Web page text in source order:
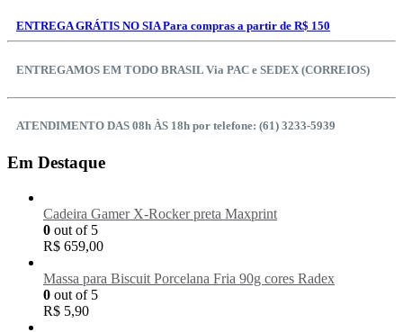
ENTREGA GRÁTIS NO SIA Para compras a partir de R$ 150
ENTREGAMOS EM TODO BRASIL Via PAC e SEDEX (CORREIOS)
ATENDIMENTO DAS 08h ÀS 18h por telefone: (61) 3233-5939
Em Destaque
Cadeira Gamer X-Rocker preta Maxprint
0 out of 5
R$ 659,00
Massa para Biscuit Porcelana Fria 90g cores Radex
0 out of 5
R$ 5,90